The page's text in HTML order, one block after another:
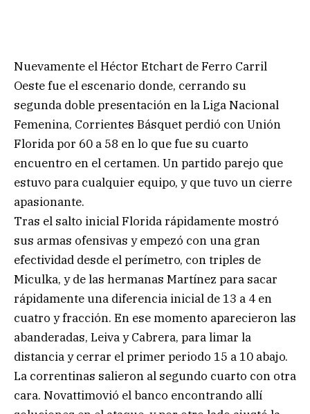
Nuevamente el Héctor Etchart de Ferro Carril
Oeste fue el escenario donde, cerrando su
segunda doble presentación en la Liga Nacional
Femenina, Corrientes Básquet perdió con Unión
Florida por 60 a 58 en lo que fue su cuarto
encuentro en el certamen. Un partido parejo que
estuvo para cualquier equipo, y que tuvo un cierre
apasionante.
Tras el salto inicial Florida rápidamente mostró
sus armas ofensivas y empezó con una gran
efectividad desde el perímetro, con triples de
Miculka, y de las hermanas Martínez para sacar
rápidamente una diferencia inicial de 13 a 4 en
cuatro y fracción. En ese momento aparecieron las
abanderadas, Leiva y Cabrera, para limar la
distancia y cerrar el primer periodo 15 a 10 abajo.
La correntinas salieron al segundo cuarto con otra
cara. Novattimovió el banco encontrando allí